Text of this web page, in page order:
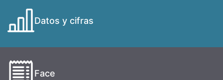
Datos y cifras
Face